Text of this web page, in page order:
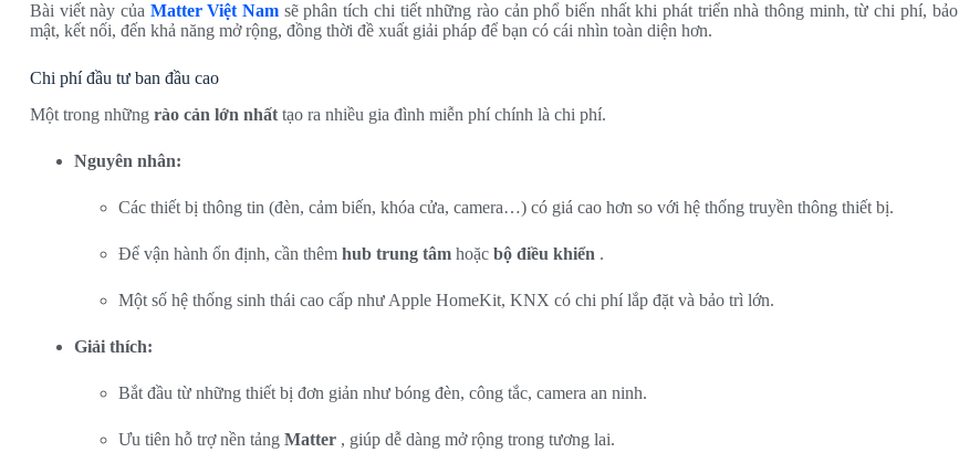
Bài viết này của Matter Việt Nam sẽ phân tích chi tiết những rào cản phổ biến nhất khi phát triển nhà thông minh, từ chi phí, bảo
mật, kết nối, đến khả năng mở rộng, đồng thời đề xuất giải pháp để bạn có cái nhìn toàn diện hơn.
Chi phí đầu tư ban đầu cao
Một trong những rào cản lớn nhất tạo ra nhiều gia đình miễn phí chính là chi phí.
Nguyên nhân:
Các thiết bị thông tin (đèn, cảm biến, khóa cửa, camera…) có giá cao hơn so với hệ thống truyền thông thiết bị.
Để vận hành ổn định, cần thêm hub trung tâm hoặc bộ điều khiển .
Một số hệ thống sinh thái cao cấp như Apple HomeKit, KNX có chi phí lắp đặt và bảo trì lớn.
Giải thích:
Bắt đầu từ những thiết bị đơn giản như bóng đèn, công tắc, camera an ninh.
Ưu tiên hỗ trợ nền tảng Matter , giúp dễ dàng mở rộng trong tương lai.